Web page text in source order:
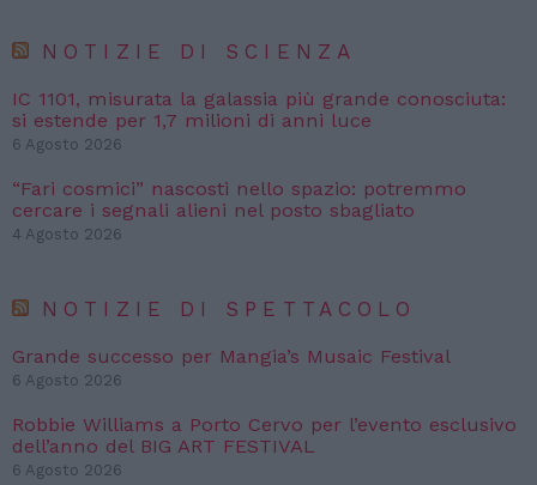
NOTIZIE DI SCIENZA
IC 1101, misurata la galassia più grande conosciuta:
si estende per 1,7 milioni di anni luce
6 Agosto 2026
“Fari cosmici” nascosti nello spazio: potremmo
cercare i segnali alieni nel posto sbagliato
4 Agosto 2026
NOTIZIE DI SPETTACOLO
Grande successo per Mangia’s Musaic Festival
6 Agosto 2026
Robbie Williams a Porto Cervo per l’evento esclusivo
dell’anno del BIG ART FESTIVAL
6 Agosto 2026